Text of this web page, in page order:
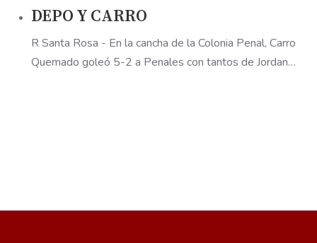
DEPO Y CARRO
R Santa Rosa - En la cancha de la Colonia Penal, Carro
Quemado goleó 5-2 a Penales con tantos de Jordan…